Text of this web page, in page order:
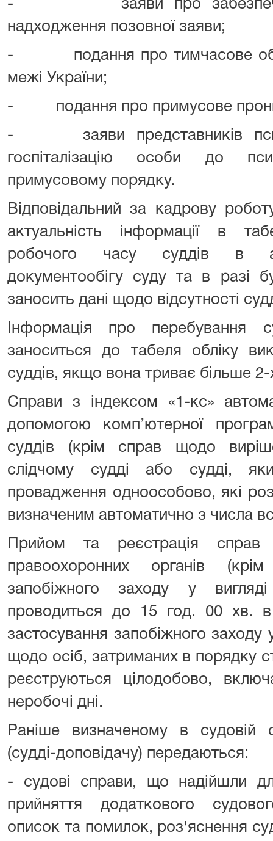
- заяви про
надходження позовної заяви;
- подання про тимчасове
межі України;
- подання про примусове
- заяви представників
госпіталізацію особи до
примусовому порядку.
Відповідальний за кадрову
актуальність інформації в
робочого часу суддів в
документообігу суду та в разі
заносить дані щодо відсутності
Інформація про перебування
заноситься до табеля обліку
суддів, якщо вона триває більше 2-
Справи з індексом «1-кс»
допомогою комп’ютерної
суддів (крім справ щодо
слідчому судді або судді,
провадження одноособово, які
визначеним автоматично з числа
Прийом та реєстрація
правоохоронних органів
запобіжного заходу у
проводиться до 15 год. 00 хв.
застосування запобіжного заходу
щодо осіб, затриманих в порядку
реєструються цілодобово,
неробочі дні.
Раніше визначеному в судовій
(судді-доповідачу) передаються:
- судові справи, що надійшли
прийняття додаткового
описок та помилок, роз'яснення